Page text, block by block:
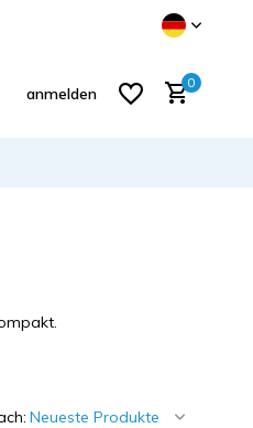
Pfeile nach oben und unten, um
anmelden
0